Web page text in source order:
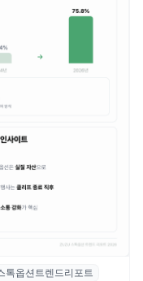
톡옵션트렌드리포트